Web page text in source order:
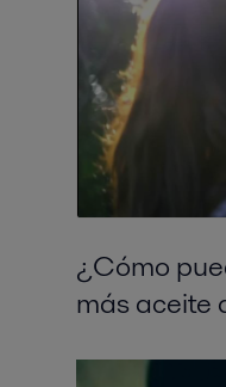
¿Cómo
más aceite